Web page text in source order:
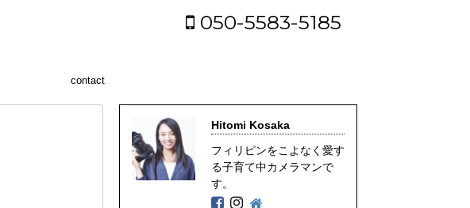
050-5583-5185
contact
Hitomi Kosaka
フィリピンをこよなく愛す
る子育て中カメラマンで
す。